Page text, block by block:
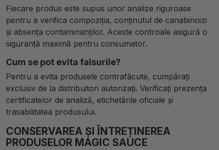
Fiecare produs este supus unor analize riguroase
pentru a verifica compoziția, conținutul de canabinoizi
și absența contaminanților. Aceste controale asigură o
siguranță maximă pentru consumator.
Cum se pot evita falsurile?
Pentru a evita produsele contrafăcute, cumpărați
exclusiv de la distribuitori autorizați. Verificați prezența
certificatelor de analiză, etichetările oficiale și
trasabilitatea produsului.
CONSERVAREA ȘI ÎNTREȚINEREA
PRODUSELOR MAGIC SAUCE